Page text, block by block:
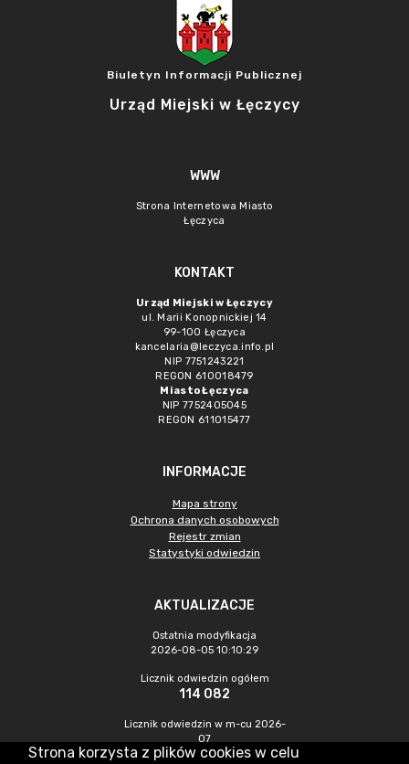
Biuletyn Informacji Publicznej
Urząd Miejski w Łęczycy
WWW
Strona Internetowa Miasto
Łęczyca
KONTAKT
Urząd Miejski w Łęczycy
ul. Marii Konopnickiej 14
99-100 Łęczyca
kancelaria@leczyca.info.pl
NIP 7751243221
REGON 610018479
Miasto Łęczyca
NIP 7752405045
REGON 611015477
INFORMACJE
Mapa strony
Ochrona danych osobowych
Rejestr zmian
Statystyki odwiedzin
AKTUALIZACJE
Ostatnia modyfikacja
2026-08-05 10:10:29
Licznik odwiedzin ogółem
114 082
Licznik odwiedzin w m-cu 2026-
07
601
Strona korzysta z plików cookies w celu